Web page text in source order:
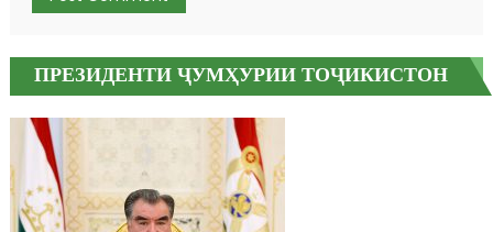
ПРЕЗИДЕНТИ ҶУМҲУРИИ ТОҶИКИСТОН